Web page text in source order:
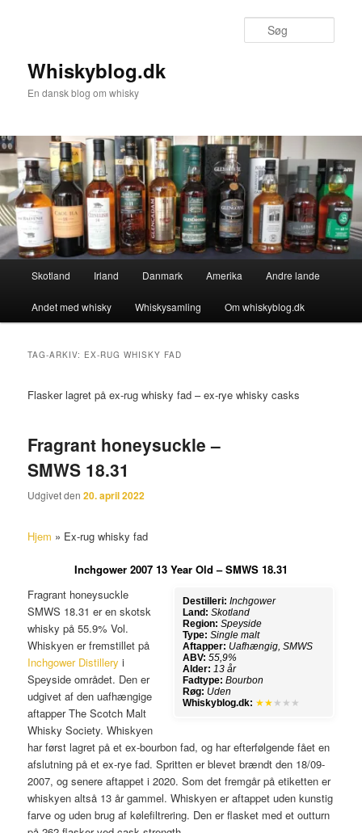
Whiskyblog.dk
En dansk blog om whisky
Skotland Irland Danmark Amerika Andre lande
Andet med whisky Whiskysamling Om whiskyblog.dk
TAG-ARKIV: EX-RUG WHISKY FAD
Flasker lagret på ex-rug whisky fad – ex-rye whisky casks
Fragrant honeysuckle –
SMWS 18.31
Udgivet den20. april 2022
Hjem » Ex-rug whisky fad
Inchgower 2007 13 Year Old – SMWS 18.31
Destilleri: Inchgower
Land: Skotland
Region: Speyside
Type: Single malt
Aftapper: Uafhængig, SMWS
ABV: 55,9%
Alder: 13 år
Fadtype: Bourbon
Røg: Uden
Whiskyblog.dk: ★★ ★★★
Fragrant honeysuckle
SMWS 18.31 er en skotsk
whisky på 55.9% Vol.
Whiskyen er fremstillet på
Inchgower Distillery i
Speyside området. Den er
udgivet af den uafhængige
aftapper The Scotch Malt
Whisky Society. Whiskyen
har først lagret på et ex-bourbon fad, og har efterfølgende fået en
afslutning på et ex-rye fad. Spritten er blevet brændt den 18/09-
2007, og senere aftappet i 2020. Som det fremgår på etiketten er
whiskyen altså 13 år gammel. Whiskyen er aftappet uden kunstig
farve og uden brug af kølefiltrering. Den er flasket med et outturn